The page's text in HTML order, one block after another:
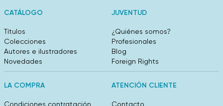
CATÁLOGO
Títulos
Colecciones
Autores e ilustradores
Novedades
JUVENTUD
¿Quiénes somos?
Profesionales
Blog
Foreign Rights
LA COMPRA
Condiciones contratación
ATENCIÓN CLIENTE
Contacto